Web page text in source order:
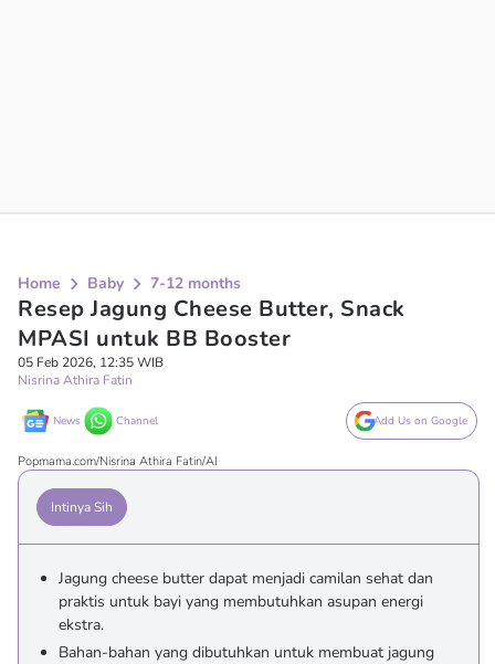
Home Baby 7-12 months
Resep Jagung Cheese Butter, Snack
MPASI untuk BB Booster
05 Feb 2026, 12:35 WIB
Nisrina Athira Fatin
News Channel Add Us on Google
Popmama.com/Nisrina Athira Fatin/AI
Intinya Sih
Jagung cheese butter dapat menjadi camilan sehat dan
praktis untuk bayi yang membutuhkan asupan energi
ekstra.
Bahan-bahan yang dibutuhkan untuk membuat jagung